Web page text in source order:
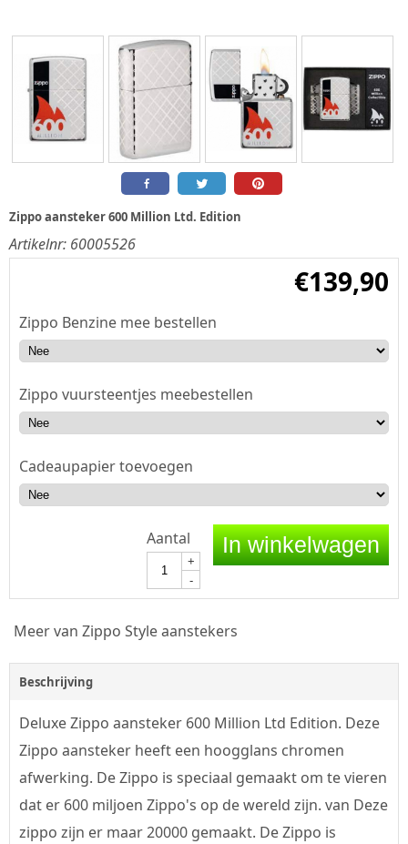
Zippo aansteker 600 Million Ltd. Edition
Artikelnr: 60005526
€139,90
Zippo Benzine mee bestellen
Zippo vuursteentjes meebestellen
Cadeaupapier toevoegen
Aantal
+
-
In winkelwagen
Meer van Zippo Style aanstekers
Beschrijving
Deluxe Zippo aansteker 600 Million Ltd Edition. Deze
Zippo aansteker heeft een hoogglans chromen
afwerking. De Zippo is speciaal gemaakt om te vieren
dat er 600 miljoen Zippo's op de wereld zijn. van Deze
zippo zijn er maar 20000 gemaakt. De Zippo is